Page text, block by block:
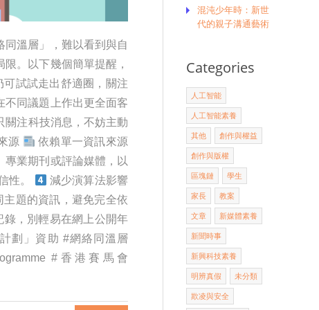
同溫層」，難以看到與自
。以下幾個簡單提醒，
可試試走出舒適圈，關注
不同議題上作出更全面客
關注科技消息，不妨主動
源
依賴單一資訊來源
專業期刊或評論媒體，以
性。
減少演算法影響
題的資訊，避免完全依
，別輕易在網上公開年
劃」資助 #網絡同溫層
#香港賽馬會
混沌少年時：新世
代的親子溝通藝術
Categories
人工智能
人工智能素養
其他 創作與權益
創作與版權
區塊鏈 學生
家長 教案
文章 新媒體素養
新聞時事
新興科技素養
明辨真假 未分類
欺凌與安全